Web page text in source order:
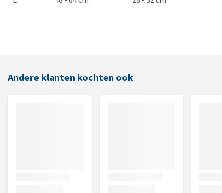
Andere klanten kochten ook